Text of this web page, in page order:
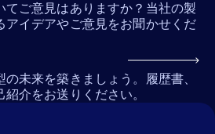
てご意見はありますか？当社の製
アイデアやご意見をお聞かせくだ
未来を築きましょう。履歴書、
介をお送りください。